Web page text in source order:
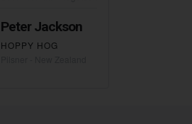
Peter Jackson
HOPPY HOG